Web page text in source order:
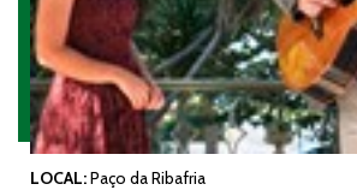
LOCAL:Paço da Ribafria